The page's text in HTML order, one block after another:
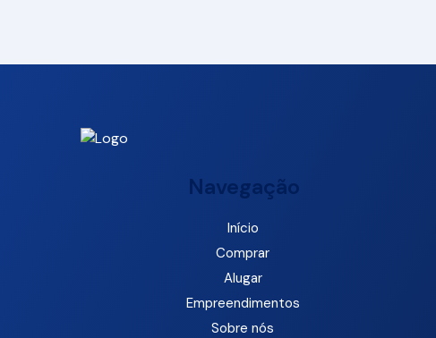
Navegação
Início
Comprar
Alugar
Empreendimentos
Sobre nós